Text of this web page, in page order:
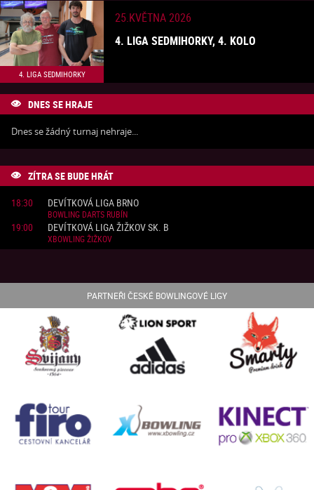
4. LIGA SEDMIHORKY
4. LIGA SEDMIHORKY, 4. KOLO
25.KVĚTNA 2026
 DNES SE HRAJE
Dnes se žádný turnaj nehraje...

ZÍTRA SE BUDE HRÁT
18:30
DEVÍTKOVÁ LIGA BRNO
BOWLING DARTS RUBÍN
19:00 DEVÍTKOVÁ LIGA ŽIŽKOV SK. B
XBOWLING ŽIŽKOV
PARTNEŘI ČESKÉ BOWLINGOVÉ LIGY